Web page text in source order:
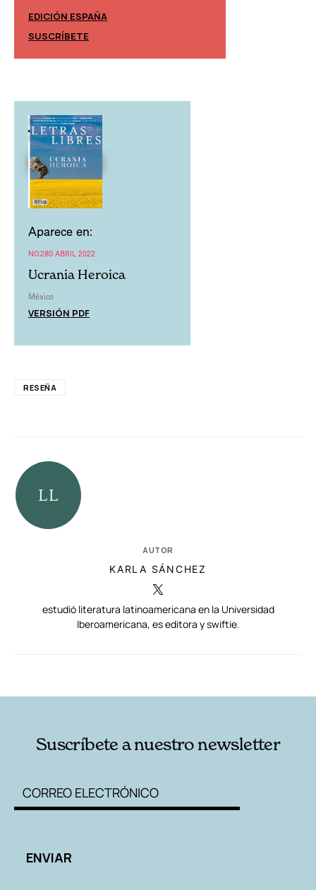
EDICIÓN ESPAÑA
SUSCRÍBETE
Aparece en:
NO.280 ABRIL 2022
Ucrania Heroica
México
VERSIÓN PDF
RESEÑA
AUTOR
KARLA SÁNCHEZ
estudió literatura latinoamericana en la Universidad
Iberoamericana, es editora y swiftie.
Suscríbete a nuestro newsletter